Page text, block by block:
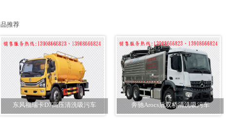
推荐
东风福瑞卡D7高压清洗吸污车 奔驰Arocs后双桥清洗吸污车